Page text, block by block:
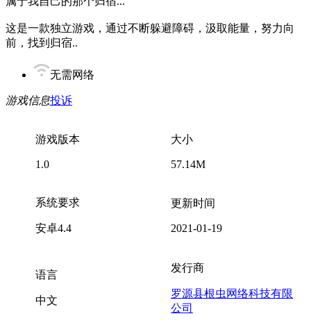
这是一款独立游戏，通过不断躲避障碍，汲取能量，努力向
前，找到归宿..
无需网络
游戏信息投诉
游戏版本
1.0
大小
57.14M
系统要求
安卓4.4
更新时间
2021-01-19
语言
中文
发行商
罗源县根虫网络科技有限
公司